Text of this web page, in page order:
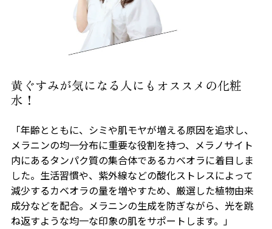
黄ぐすみが気になる人にもオススメの化粧
水！
「年齢とともに、シミや肌モヤが増える原因を追求し、
メラニンの均一分布に重要な役割を持つ、メラノサイト
内にあるタンパク質の集合体であるカベオラに着目しま
した。生活習慣や、紫外線などの酸化ストレスによって
減少するカベオラの量を増やすため、厳選した植物由来
成分などを配合。メラニンの生成を防ぎながら、光を跳
ね返すような均一な印象の肌をサポートします。」